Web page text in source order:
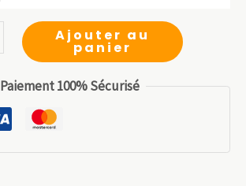
initial actuel
est :
Ajouter au
panier
Paiement 100% Sécurisé